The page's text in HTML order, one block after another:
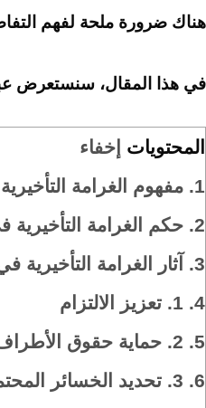
هناك ضرورة ملحة لفهم
في هذا المقال، سنستعرض
المحتويات إخفاء
1. مفهوم الغرامة التأخيرية
2. حكم الغرامة التأخيرية
3.
آثار الغرامة التأخيرية
4. 1. تعزيز الالتزام
5. 2. حماية حقوق الأطراف
6. 3. تحديد الخسائر المحتملة